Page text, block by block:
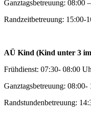
Ganztagsbetreuung: 08:00
Randzeitbetreuung: 15:00-
AÜ Kind (Kind unter 3
Frühdienst: 07:30- 08:00
Ganztagsbetreuung:
Randstundenbetreuung: